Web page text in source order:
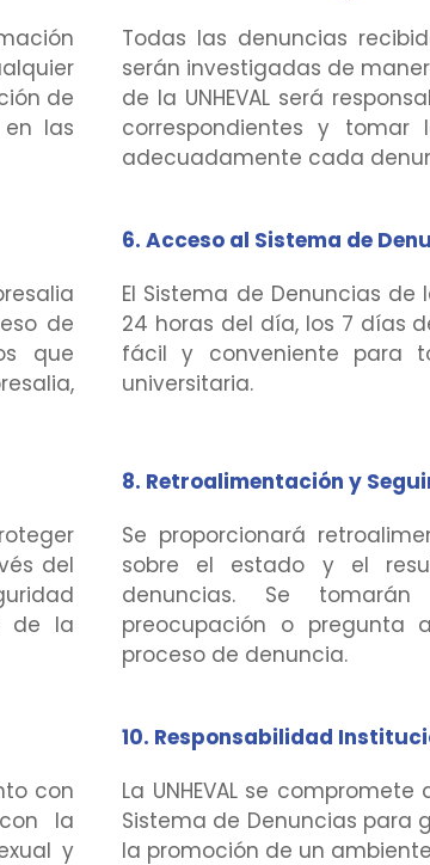
de
las
Todas las denuncias
serán investigadas de
de la UNHEVAL será
correspondientes y tomar
adecuadamente cada
de
que
6. Acceso al Sistema de
El Sistema de Denuncias de
24 horas del día, los 7 días
fácil y conveniente para
universitaria.
del
de la
8. Retroalimentación y
Se proporcionará
sobre el estado y el
denuncias. Se
preocupación o pregunta
proceso de denuncia.
con
la
y
10. Responsabilidad
La UNHEVAL se
Sistema de Denuncias para
la promoción de un